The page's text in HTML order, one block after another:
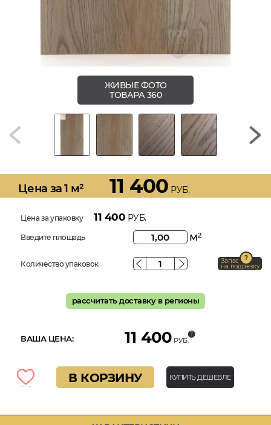
ЖИВЫЕ ФОТО
ТОВАРА 360
Цена за 1 м² 11 400 РУБ.
Цена за упаковку 11 400 РУБ.
Введите площадь м2
Количество упаковок Запас
на подрезку
рассчитать доставку в регионы
ВАША ЦЕНА: 11 400 РУБ.
В КОРЗИНУ КУПИТЬ ДЕШЕВЛЕ